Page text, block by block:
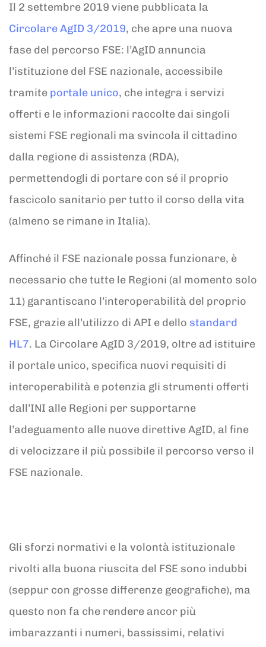
Il 2 settembre 2019 viene pubblicata la
Circolare AgID 3/2019, che apre una nuova
fase del percorso FSE: l’AgID annuncia
l’istituzione del FSE nazionale, accessibile
tramite portale unico, che integra i servizi
offerti e le informazioni raccolte dai singoli
sistemi FSE regionali ma svincola il cittadino
dalla regione di assistenza (RDA),
permettendogli di portare con sé il proprio
fascicolo sanitario per tutto il corso della vita
(almeno se rimane in Italia).
Affinché il FSE nazionale possa funzionare, è
necessario che tutte le Regioni (al momento solo
11) garantiscano l’interoperabilità del proprio
FSE, grazie all’utilizzo di API e dello standard
HL7. La Circolare AgID 3/2019, oltre ad istituire
il portale unico, specifica nuovi requisiti di
interoperabilità e potenzia gli strumenti offerti
dall’INI alle Regioni per supportarne
l’adeguamento alle nuove direttive AgID, al fine
di velocizzare il più possibile il percorso verso il
FSE nazionale.
Gli sforzi normativi e la volontà istituzionale
rivolti alla buona riuscita del FSE sono indubbi
(seppur con grosse differenze geografiche), ma
questo non fa che rendere ancor più
imbarazzanti i numeri, bassissimi, relativi